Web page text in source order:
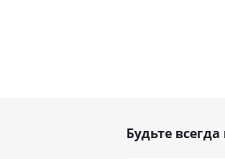
Будьте всегда